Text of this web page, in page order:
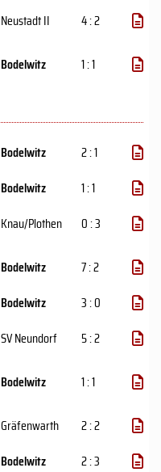
Neustadt II
4 : 2
Bodelwitz 1 : 1
Bodelwitz
2 : 1
Bodelwitz
1 : 1
Knau/Plothen
0 : 3
Bodelwitz
7 : 2
Bodelwitz
3 : 0
SV Neundorf
5 : 2
Bodelwitz
1 : 1
Gräfenwarth
2 : 2
Bodelwitz 2 : 3